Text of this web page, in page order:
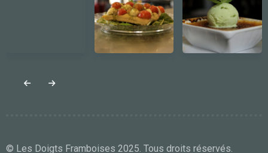
© Les Doigts Framboises 2025. Tous droits réservés.